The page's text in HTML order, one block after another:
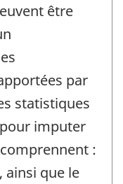
être
par
statistiques
imputer
:
que le